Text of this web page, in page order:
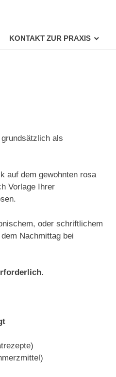
KONTAKT ZUR PRAXIS
als
auf dem gewohnten rosa
Vorlage Ihrer
oder schriftlichem
Nachmittag bei
.